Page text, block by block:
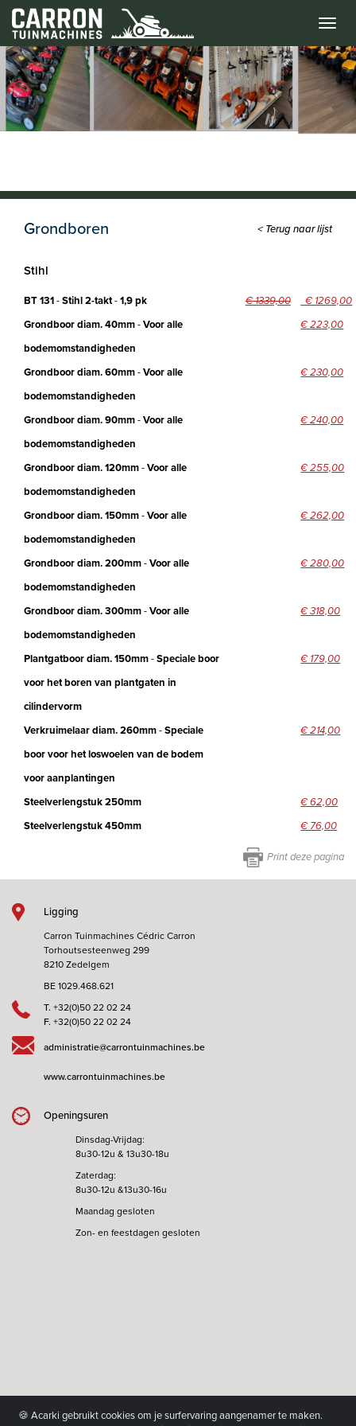
Menu
Grondboren < Terug naar lijst
Stihl
BT 131-Stihl 2-takt-1,9 pk € 1339,00
€ 1269,00
Grondboor diam. 40mm-Voor alle
bodemomstandigheden
€ 223,00
Grondboor diam. 60mm-Voor alle
bodemomstandigheden
€ 230,00
Grondboor diam. 90mm-Voor alle
bodemomstandigheden
€ 240,00
Grondboor diam. 120mm-Voor alle
bodemomstandigheden
€ 255,00
Grondboor diam. 150mm-Voor alle
bodemomstandigheden
€ 262,00
Grondboor diam. 200mm-Voor alle
bodemomstandigheden
€ 280,00
Grondboor diam. 300mm-Voor alle
bodemomstandigheden
€ 318,00
Plantgatboor diam. 150mm-Speciale boor
voor het boren van plantgaten in
cilindervorm
€ 179,00
Verkruimelaar diam. 260mm-Speciale
boor voor het loswoelen van de bodem
voor aanplantingen
€ 214,00
Steelverlengstuk 250mm
€ 62,00
Steelverlengstuk 450mm
€ 76,00
Print deze pagina
Ligging
Carron Tuinmachines Cédric Carron
Torhoutsesteenweg 299
8210 Zedelgem
BE 1029.468.621
T. +32(0)50 22 02 24
F. +32(0)50 22 02 24
administratie@carrontuinmachines.be
www.carrontuinmachines.be
Openingsuren
Dinsdag-Vrijdag:
8u30-12u & 13u30-18u
Zaterdag:
8u30-12u &13u30-16u
Maandag gesloten
Zon- en feestdagen gesloten
🍪 Acarki gebruikt cookies om je surfervaring aangenamer te maken.